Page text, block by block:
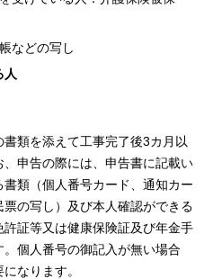
などの写し
人
類を添えて工事完了後3カ月以
申告の際には、申告書に記載い
類（個人番号カード、通知カー
票の写し）及び本人確認ができる
証等又は健康保険証及び年金手
個人番号の御記入が無い場合
なります。